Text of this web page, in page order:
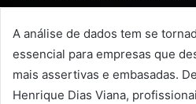
A análise de dados tem se
essencial para empresas que
mais assertivas e embasadas.
Henrique Dias Viana,